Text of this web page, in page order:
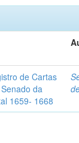
de Cartas
da
1659- 1668